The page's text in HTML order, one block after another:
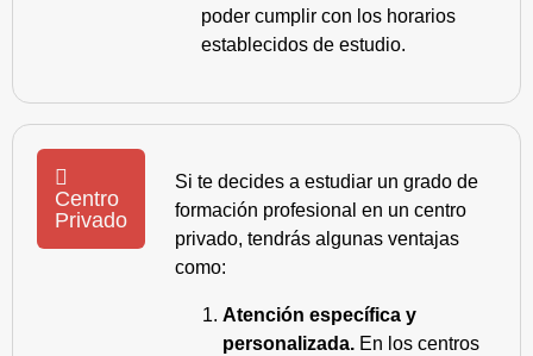
poder cumplir con los horarios
establecidos de estudio.
Centro
Privado
Si te decides a estudiar un grado de
formación profesional en un centro
privado, tendrás algunas ventajas
como:
Atención específica y
personalizada. En los centros